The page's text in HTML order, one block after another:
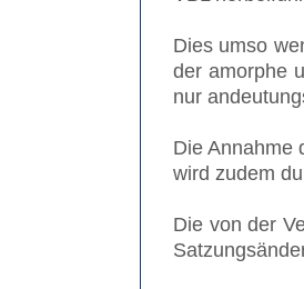
Dies umso
der amorphe
nur
Die Annahme
wird zudem
Die von der